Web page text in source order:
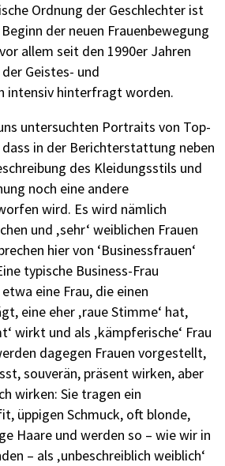
Ordnung der Geschlechter ist
der neuen Frauenbewegung
allem seit den 1990er Jahren
Geistes- und
intensiv hinterfragt worden.
untersuchten Portraits von Top-
in der Berichterstattung neben
des Kleidungsstils und
noch eine andere
wird. Es wird nämlich
und ‚sehr‘ weiblichen Frauen
hier von ‘Businessfrauen‘
typische Business-Frau
eine Frau, die einen
eine eher ‚raue Stimme‘ hat,
wirkt und als ‚kämpferische‘ Frau
dagegen Frauen vorgestellt,
souverän, präsent wirken, aber
wirken: Sie tragen ein
üppigen Schmuck, oft blonde,
Haare und werden so – wie wir in
– als ‚unbeschreiblich weiblich‘